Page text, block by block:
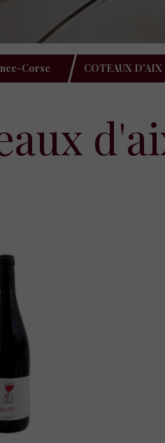
Corse COTEAUX D'AIX